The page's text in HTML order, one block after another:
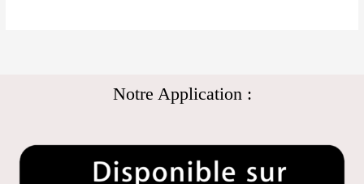
Notre Application :